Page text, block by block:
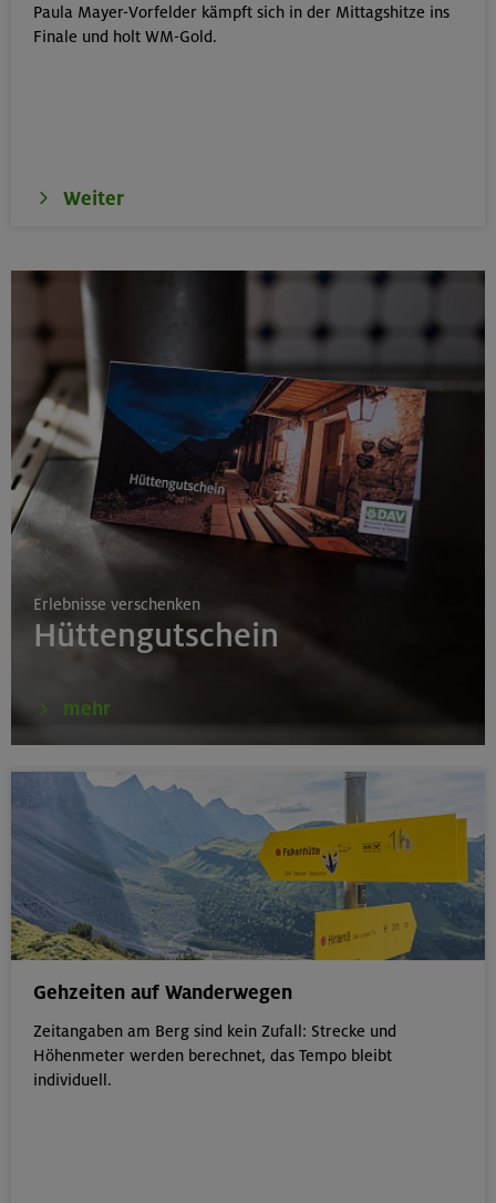
Klettersteige im Herzen von Montafon und Rätikon
(inkl. Ü)
MTB-Tour rund um den Hochgern
Kinderkletterkurs für Anfänger im Altmühltal
Südlicher Frankenjura
17./18./19.08.26
Grundkurs Klettern indoor
München
16.08.26
Karwendel
17.08.26
Klettertreff indoor
München
17.-19.08.26
Schwarzenstein 3369 m und Schönbichler Horn 3133
Paula Mayer-Vorfelder kämpft sich in der Mittagshitze ins
Finale und holt WM-Gold.
Weiter
Erlebnisse verschenken
Hüttengutschein
mehr
Gehzeiten auf Wanderwegen
Zeitangaben am Berg sind kein Zufall: Strecke und
Höhenmeter werden berechnet, das Tempo bleibt
individuell.